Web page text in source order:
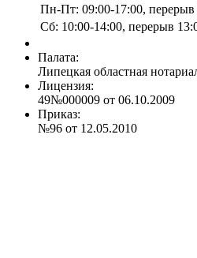
Пн-Пт: 09:00-17:00, перерыв
Сб: 10:00-14:00, перерыв
Палата:
Липецкая областная
Лицензия:
49№000009 от 06.10.2009
Приказ:
№96 от 12.05.2010